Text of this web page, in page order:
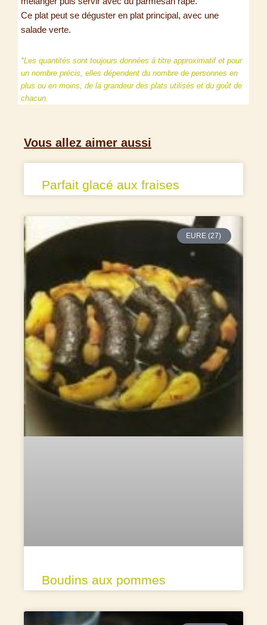
Ce plat peut se déguster en plat principal, avec une
salade verte.
*Les quantités sont toujours données à titre approximatif et pour
un nombre précis, elles dépendent du nombre de personnes en
plus ou en moins, de la grandeur des plats utilisés et du goût de
chacun.
Vous allez aimer aussi
Parfait glacé aux fraises
EURE (27)
Boudins aux pommes